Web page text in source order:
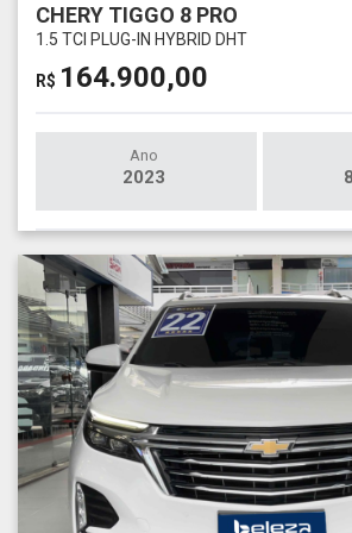
CHERY TIGGO 8 PRO
1.5 TCI PLUG-IN HYBRID DHT
R$ 164.900,00
Ano
2023